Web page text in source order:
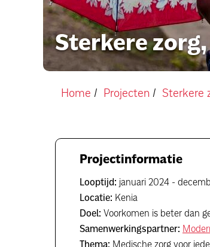
Sterkere
Home Projecten Sterkere
Projectinformatie
Looptijd: januari 2024 -
Locatie: Kenia
Doel: Voorkomen is beter dan
Samenwerkingspartner:
Thema: Medische zorg voor